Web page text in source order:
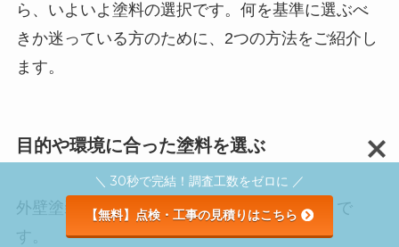
ら、いよいよ塗料の選択です。何を基準に選ぶべ
きか迷っている方のために、2つの方法をご紹介し
ます。
目的や環境に合った塗料を選ぶ
外壁塗装の一番の目的は「建物を守ること」で
す。
＼ 30秒で完結！調査工数をゼロに ／
【無料】点検・工事の見積りはこちら